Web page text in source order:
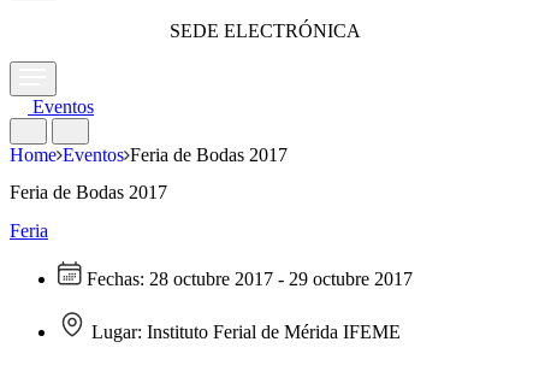
SEDE ELECTRÓNICA
Eventos
Home Eventos Feria de Bodas 2017
Feria de Bodas 2017
Feria
Fechas: 28 octubre 2017 - 29 octubre 2017
Lugar: Instituto Ferial de Mérida IFEME